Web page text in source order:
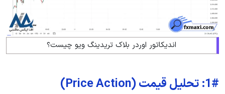
اندیکاتور اوردر بلاک تریدینگ ویو چیست؟
1#: تحلیل قیمت (Price Action)